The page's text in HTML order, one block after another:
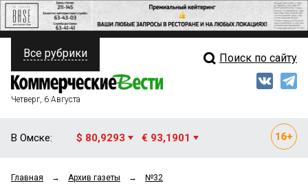
ПОЛИТИКА
ФИНАНСЫ
ОБЩЕСТВО
Свежий выпуск
Все рубрики Поиск по сайту
Четверг, 6 Августа
В Омске: $ 80,9293 € 93,1901
Главная → Архив газеты → №32